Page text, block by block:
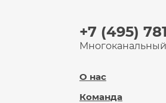
+7 (495)
Многоканальный
О нас
Команда